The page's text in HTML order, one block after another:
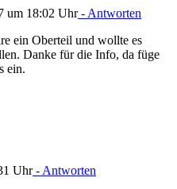
um 18:02 Uhr- Antworten
ein Oberteil und wollte es
Danke für die Info, da füge
ein.
Uhr- Antworten